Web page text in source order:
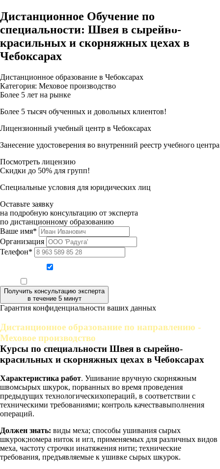
Дистанционное Обучение по
специальности: Швея в сырейно-
красильных и скорняжных цехах в
Чебоксарах
Дистанционное образование в Чебоксарах
Категория: Меховое производство
Более 5 лет на рынке
Более 5 тысяч обученных и довольных клиентов!
Лицензионный учебный центр в Чебоксарах
Занесение удостоверения во внутренний реестр учебного центра
Посмотреть лицензию
Скидки до 50% для групп!
Специальные условия для юридических лиц
Оставьте заявку
на подробную консультацию от эксперта
по дистанционному образованию
Ваше имя*
Организация
Телефон*
Получить консультацию эксперта
в течение 5 минут
Гарантия конфиденциальности ваших данных
Дистанционное образование по направлению -
Меховое производство
Курсы по специальности Швея в сырейно-
красильных и скорняжных цехах в Чебоксарах
Характеристика работ. Ушивание вручную скорняжным
швомсырых шкурок, порванных во время проведения
предыдущих технологическихопераций, в соответствии с
техническими требованиями; контроль качествавыполнения
операций.
Должен знать: виды меха; способы ушивания сырых
шкурок;номера ниток и игл, применяемых для различных видов
меха, частоту строчки инатяжения нити; технические
требования, предъявляемые к ушивке сырых шкурок.